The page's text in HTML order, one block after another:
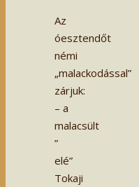
Az
óesztendőt
némi
„malackodással”
zárjuk:
– a
malacsült
”
elé”
Tokaji